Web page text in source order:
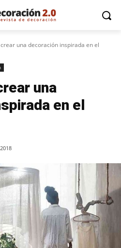
una decoración inspirada en el
una
en el